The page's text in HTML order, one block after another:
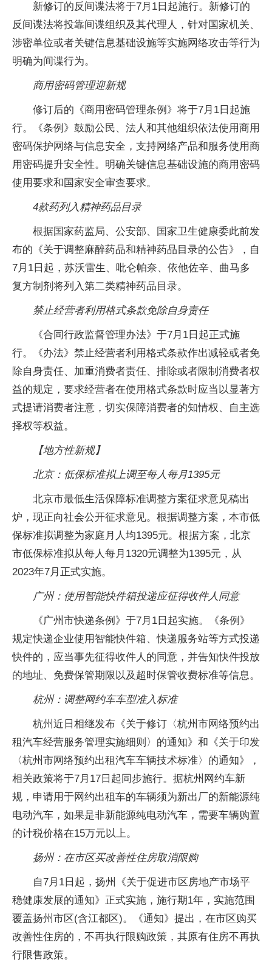
新修订的反间谍法将于7月1日起施行。新修订的
反间谍法将投靠间谍组织及其代理人，针对国家机关、
涉密单位或者关键信息基础设施等实施网络攻击等行为
明确为间谍行为。
商用密码管理迎新规
修订后的《商用密码管理条例》将于7月1日起施
行。《条例》鼓励公民、法人和其他组织依法使用商用
密码保护网络与信息安全，支持网络产品和服务使用商
用密码提升安全性。明确关键信息基础设施的商用密码
使用要求和国家安全审查要求。
4款药列入精神药品目录
根据国家药监局、公安部、国家卫生健康委此前发
布的《关于调整麻醉药品和精神药品目录的公告》，自
7月1日起，苏沃雷生、吡仑帕奈、依他佐辛、曲马多
复方制剂将列入第二类精神药品目录。
禁止经营者利用格式条款免除自身责任
《合同行政监督管理办法》于7月1日起正式施
行。《办法》禁止经营者利用格式条款作出减轻或者免
除自身责任、加重消费者责任、排除或者限制消费者权
益的规定，要求经营者在使用格式条款时应当以显著方
式提请消费者注意，切实保障消费者的知情权、自主选
择权等权益。
【地方性新规】
北京：低保标准拟上调至每人每月1395元
北京市最低生活保障标准调整方案征求意见稿出
炉，现正向社会公开征求意见。根据调整方案，本市低
保标准拟调整为家庭月人均1395元。根据方案，北京
市低保标准拟从每人每月1320元调整为1395元，从
2023年7月正式实施。
广州：使用智能快件箱投递应征得收件人同意
《广州市快递条例》于7月1日起实施。《条例》
规定快递企业使用智能快件箱、快递服务站等方式投递
快件的，应当事先征得收件人的同意，并告知快件投放
的地址、免费保管期限以及超时保管收费标准等信息。
杭州：调整网约车车型准入标准
杭州近日相继发布《关于修订〈杭州市网络预约出
租汽车经营服务管理实施细则〉的通知》和《关于印发
〈杭州市网络预约出租汽车车辆技术标准〉的通知》，
相关政策将于7月17日起同步施行。据杭州网约车新
规，申请用于网约出租车的车辆须为新出厂的新能源纯
电动汽车，如果是非新能源纯电动汽车，需要车辆购置
的计税价格在15万元以上。
扬州：在市区买改善性住房取消限购
自7月1日起，扬州《关于促进市区房地产市场平
稳健康发展的通知》正式实施，施行期1年，实施范围
覆盖扬州市区(含江都区)。《通知》提出，在市区购买
改善性住房的，不再执行限购政策，其原有住房不再执
行限售政策。